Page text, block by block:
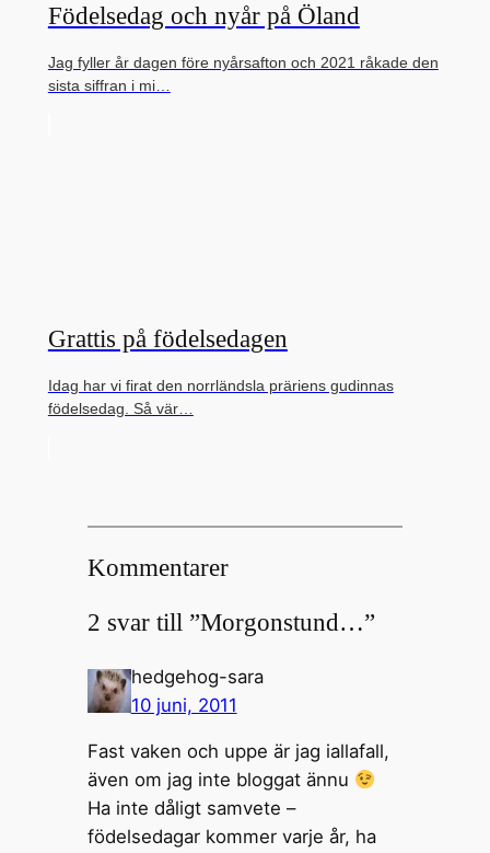
Födelsedag och nyår på Öland
Jag fyller år dagen före nyårsafton och 2021 råkade den
sista siffran i mi…
Grattis på födelsedagen
Idag har vi firat den norrländsla präriens gudinnas
födelsedag. Så vär…
Kommentarer
2 svar till ”Morgonstund…”
hedgehog-sara
10 juni, 2011
Fast vaken och uppe är jag iallafall,
även om jag inte bloggat ännu
Ha inte dåligt samvete –
födelsedagar kommer varje år, ha